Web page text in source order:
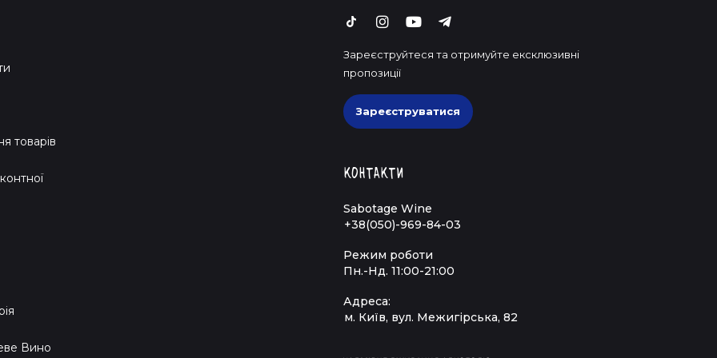
товарів
Вино
Зареєструйтеся та отримуйте ексклюзивні
пропозиції
Зареєструватися
Контакти
Sabotage Wine
+38(050)-969-84-03
Режим роботи
Пн.-Нд. 11:00-21:00
Адреса:
м. Київ, вул. Межигірська, 82